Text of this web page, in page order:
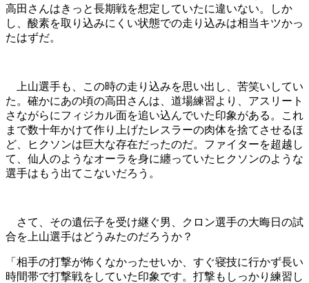
高田さんはきっと長期戦を想定していたに違いない。しか
し、酸素を取り込みにくい状態での走り込みは相当キツかっ
たはずだ。
上山選手も、この時の走り込みを思い出し、苦笑いしてい
た。確かにあの頃の高田さんは、道場練習より、アスリート
さながらにフィジカル面を追い込んでいた印象がある。これ
まで数十年かけて作り上げたレスラーの肉体を捨てさせるほ
ど、ヒクソンは巨大な存在だったのだ。ファイターを超越し
て、仙人のようなオーラを身に纏っていたヒクソンのような
選手はもう出てこないだろう。
さて、その遺伝子を受け継ぐ男、クロン選手の大晦日の試
合を上山選手はどうみたのだろうか？
「相手の打撃が怖くなかったせいか、すぐ寝技に行かず長い
時間帯で打撃戦をしていた印象です。打撃もしっかり練習し